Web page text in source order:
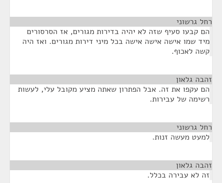
רחל גרשוני
הם קבעו סעיף שזה לא יהיה בדירות מגורים, אז הסרסורים
מיד שמו אישה אישה אישה בכל מיני דירות מגורים. ואז היה
קשה לאכוף.
זהבה גלאון
הם עקפו את זה. אבל הפתרון שאתה מציע מקובל עלי, לעשות
רשימה של עבירות.
רחל גרשוני
למעט מעשה זנות.
זהבה גלאון
זה לא עבירה בכלל.